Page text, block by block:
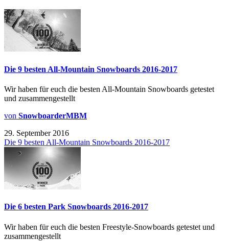
Die 9 besten All-Mountain Snowboards 2016-2017
Wir haben für euch die besten All-Mountain Snowboards getestet
und zusammengestellt
von SnowboarderMBM
29. September 2016
Die 9 besten All-Mountain Snowboards 2016-2017
Die 6 besten Park Snowboards 2016-2017
Wir haben für euch die besten Freestyle-Snowboards getestet und
zusammengestellt